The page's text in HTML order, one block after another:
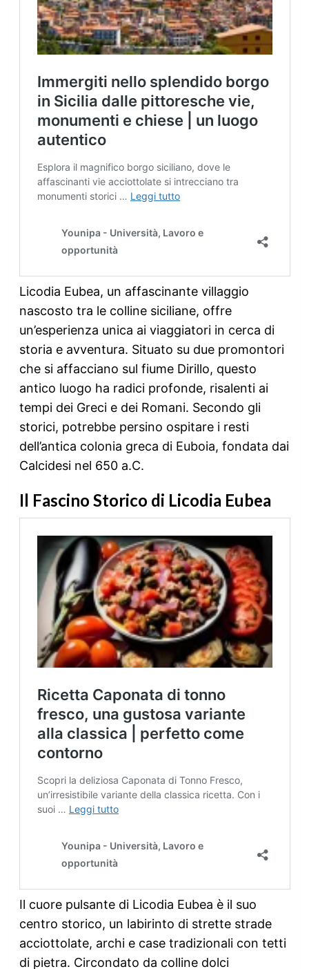
Licodia Eubea, un affascinante villaggio
nascosto tra le colline siciliane, offre
un’esperienza unica ai viaggiatori in cerca di
storia e avventura. Situato su due promontori
che si affacciano sul fiume Dirillo, questo
antico luogo ha radici profonde, risalenti ai
tempi dei Greci e dei Romani. Secondo gli
storici, potrebbe persino ospitare i resti
dell’antica colonia greca di Euboia, fondata dai
Calcidesi nel 650 a.C.
Il Fascino Storico di Licodia Eubea
Il cuore pulsante di Licodia Eubea è il suo
centro storico, un labirinto di strette strade
acciottolate, archi e case tradizionali con tetti
di pietra. Circondato da colline dolci